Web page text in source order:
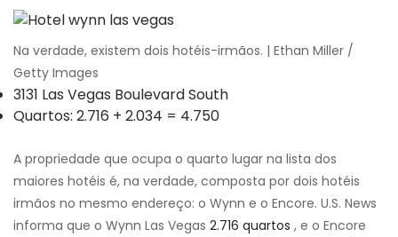
Na verdade, existem dois hotéis-irmãos. | Ethan Miller /
Getty Images
3131 Las Vegas Boulevard South
Quartos: 2.716 + 2.034 = 4.750
A propriedade que ocupa o quarto lugar na lista dos
maiores hotéis é, na verdade, composta por dois hotéis
irmãos no mesmo endereço: o Wynn e o Encore. U.S. News
informa que o Wynn Las Vegas 2.716 quartos , e o Encore